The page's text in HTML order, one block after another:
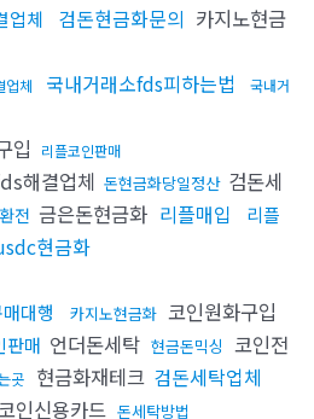
업체 검돈현금화문의 카지노현금
업체 국내거래소fds피하는법
국내거
입 리플코인판매
해결업체 돈현금화당일정산 검돈세
전 금은돈현금화 리플매입
리플
현금화
대행 카지노현금화 코인원화구입
판매 언더돈세탁 현금돈믹싱 코인전
곳 현금화재테크 검돈세탁업체
인신용카드 돈세탁방법